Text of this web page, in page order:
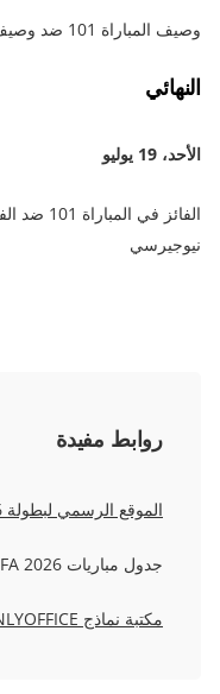
وصيف المباراة 101 ضد وصيف المباراة 102 – ملعب ميامي
النهائي
الأحد، 19 يوليو
نيوجيرسي
روابط مفيدة
الموقع الرسمي لبطولة FIFA 2026
جدول مباريات FIFA 2026:
مكتبة نماذج ONLYOFFICE